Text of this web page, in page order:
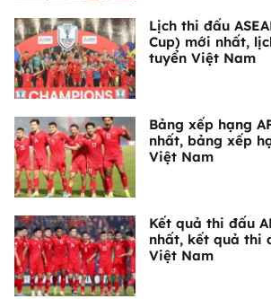
Lịch thi đấu
Cup) mới nhất,
tuyển Việt Nam
Bảng xếp hạng
nhất, bảng xếp
Việt Nam
Kết quả thi đấu
nhất, kết quả thi
Việt Nam